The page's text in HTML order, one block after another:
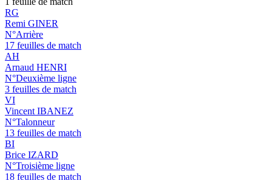
RG
Remi GINER
N°Arrière
17 feuilles de match
AH
Arnaud HENRI
N°Deuxième ligne
3 feuilles de match
VI
Vincent IBANEZ
N°Talonneur
13 feuilles de match
BI
Brice IZARD
N°Troisième ligne
18 feuilles de match